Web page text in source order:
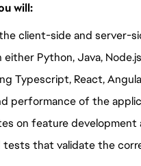
will:
client-side and server-
Python, Java, Node.js
Typescript, React,
performance of the
on feature
tests that validate the